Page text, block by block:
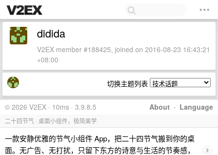
didida
V2EX member #188425, joined on 2016-08-23 16:43:21
+08:00
切换主题列表
About · Language
© 2026 V2EX · 10ms · 3.9.8.5
二十四节气 · 桌面小组件，极简美学
一款安静优雅的节气小组件 App，把二十四节气搬到你的桌
面。无广告、无打扰，只留下东方的诗意与生活的节奏感，
›